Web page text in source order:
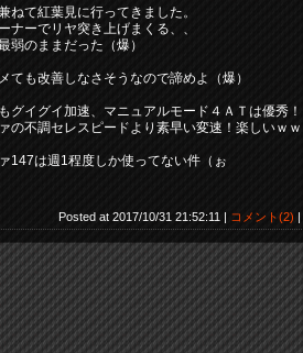
ねて紅葉見に行ってきました。
ナーでリヤ突き上げまくる、、
弱のままだった（爆）
ても改善しなさそうなので諦めよ（爆）
グイグイ加速、マニュアルモード４ＡＴは優秀！
の不調セレスピードより素早い変速！楽しいｗｗ
147は週1程度しか使ってない件（ぉ
Posted at 2017/10/31 21:52:11 | コメント(2) |